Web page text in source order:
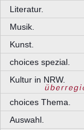
Literatur.
Musik.
Kunst.
choices spezial.
Kultur in NRW.
choices Thema.
Auswahl.